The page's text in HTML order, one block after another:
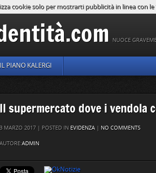
NUOCE
IL PIANO KALERGI
Il supermercato dove i vendola
3 MARZO 2017 | POSTED IN EVIDENZA | NO COMMENTS
AUTORE:ADMIN
cookie solo per mostrarti pubblicità in linea con